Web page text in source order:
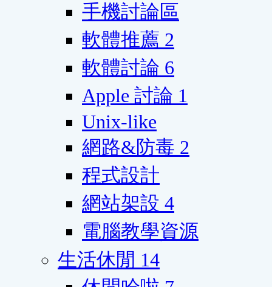
手機討論區
軟體推薦 2
軟體討論 6
Apple 討論 1
Unix-like
網路&防毒 2
程式設計
網站架設 4
電腦教學資源
生活休閒 14